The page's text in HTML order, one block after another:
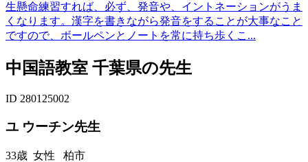
生懸命練習すれば、必ず、発音や、イントネーションがうま
くなります。漢字を書きながら発音をすることが大事なこと
ですので、ボールペンとノートを常に持ち歩くこ...
中国語教室 千葉県の先生
ID 280125002
ユ ウーチン先生
33歳 女性 柏市